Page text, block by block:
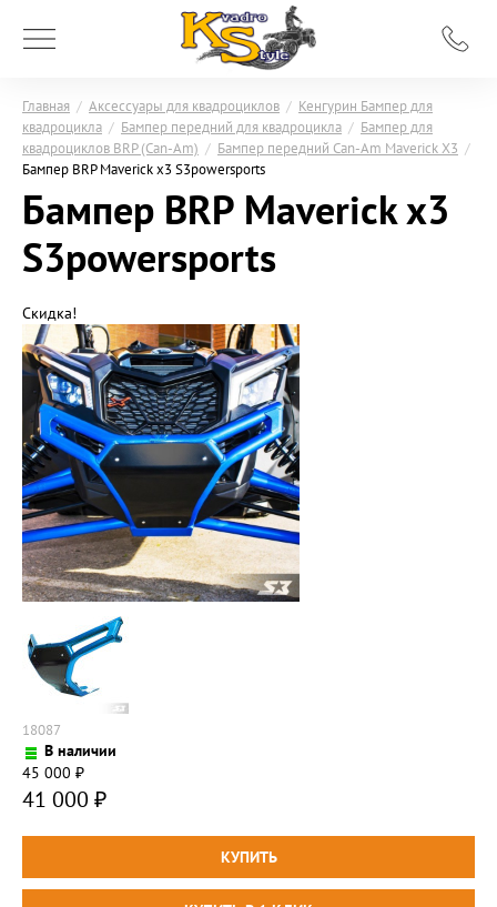
Главная / Аксессуары для квадроциклов / Кенгурин Бампер для
квадроцикла / Бампер передний для квадроцикла / Бампер для
квадроциклов BRP (Can-Am) / Бампер передний Can-Am Maverick X3 /
Бампер BRP Maverick x3 S3powersports
Бампер BRP Maverick x3
S3powersports
Скидка!
18087
В наличии
45 000 ₽
41 000 ₽